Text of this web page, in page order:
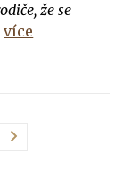
že se
více